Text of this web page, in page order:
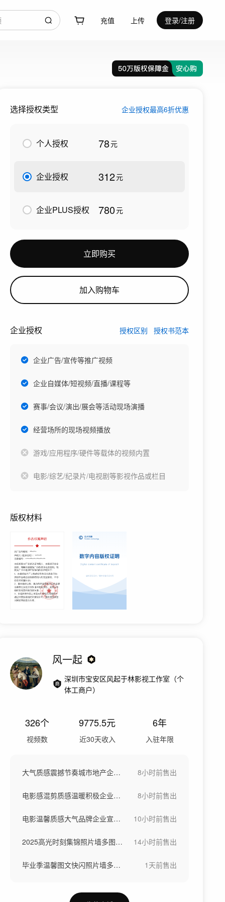
充值 上传 登录/注册
选择授权类型 企业授权最高6折优惠
个人授权 78元
企业授权 312元
企业PLUS授权 780元
立即购买
加入购物车
企业授权 授权区别 授权书范本
企业广告/宣传等推广视频
企业自媒体/短视频/直播/课程等
赛事/会议/演出/展会等活动现场演播
经营场所的现场视频播放
游戏/应用程序/硬件等载体的视频内置
电影/综艺/纪录片/电视剧等影视作品或栏目
版权材料
风一起
深圳市宝安区风起于林影视工作室（个
体工商户）
326个
视频数
9775.5元
近30天收入
6年
入驻年限
大气质感震撼节奏城市地产企业宣传 8小时前售出
电影感混剪质感温暖积极企业宣传片头年度 8小时前售出
电影温馨质感大气品牌企业宣传片头年度总结 10小时前售出
2025高光时刻集锦照片墙多图大气温馨 14小时前售出
毕业季温馨图文快闪照片墙多图唯美青春纪念 1天前售出